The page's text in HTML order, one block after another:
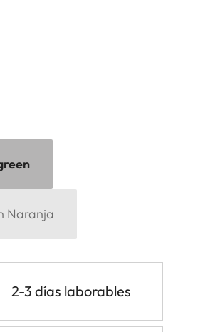
Naranja
2-3 días laborables